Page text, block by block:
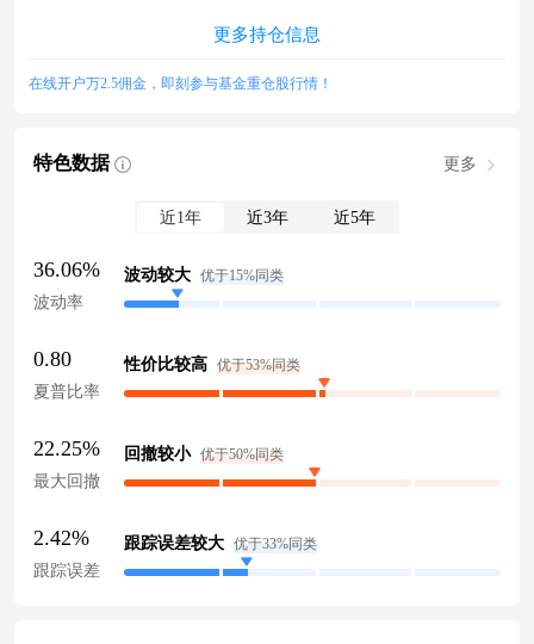
更多持仓信息
在线开户万2.5佣金，即刻参与基金重仓股行情！
特色数据 更多
近1年 近3年 近5年
36.06%
波动率
波动较大 优于15%同类
0.80
夏普比率
性价比较高 优于53%同类
22.25%
最大回撤
回撤较小 优于50%同类
2.42%
跟踪误差
跟踪误差较大 优于33%同类